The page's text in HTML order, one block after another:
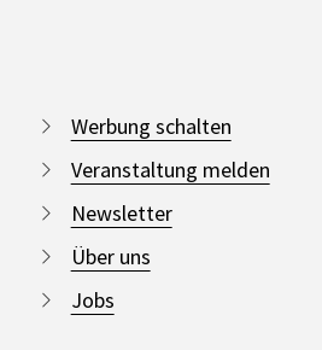
Werbung schalten
Veranstaltung melden
Newsletter
Über uns
Jobs